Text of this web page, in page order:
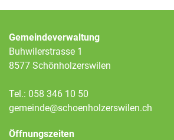
Gemeindeverwaltung
Buhwilerstrasse 1
8577 Schönholzerswilen
Tel.: 058 346 10 50
gemeinde@schoenholzerswilen.ch
Öffnungszeiten